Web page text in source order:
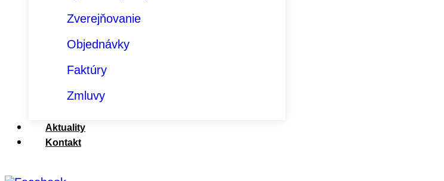
Zverejňovanie
Objednávky
Faktúry
Zmluvy
Aktuality
Kontakt